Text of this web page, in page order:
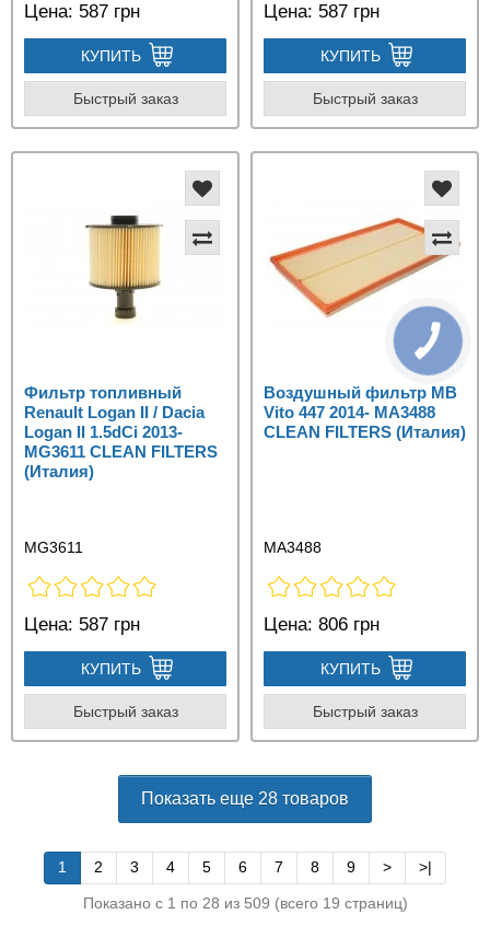
Цена: 587 грн
КУПИТЬ
Быстрый заказ
Цена: 587 грн
КУПИТЬ
Быстрый заказ
Фильтр топливный
Renault Logan II / Dacia
Logan II 1.5dCi 2013-
MG3611 CLEAN FILTERS
(Италия)
MG3611
Цена: 587 грн
КУПИТЬ
Быстрый заказ
Воздушный фильтр MB
Vito 447 2014- MA3488
CLEAN FILTERS (Италия)
MA3488
Цена: 806 грн
КУПИТЬ
Быстрый заказ
Показать еще 28 товаров
1 2 3 4 5 6 7 8 9 > >|
Показано с 1 по 28 из 509 (всего 19 страниц)